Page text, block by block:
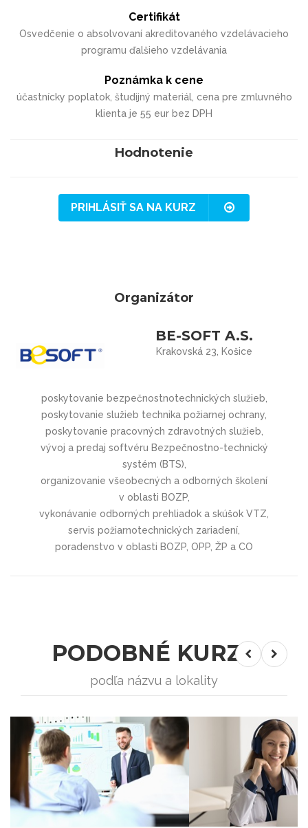
Certifikát
Osvedčenie o absolvovaní akreditovaného vzdelávacieho
programu ďalšieho vzdelávania
Poznámka k cene
účastnícky poplatok, študijný materiál, cena pre zmluvného
klienta je 55 eur bez DPH
Hodnotenie
PRIHLÁSIŤ SA NA KURZ
Organizátor
BE-SOFT A.S.
Krakovská 23, Košice
poskytovanie bezpečnostnotechnic­kých služieb,
poskytovanie služieb technika požiarnej ochrany,
poskytovanie pracovných zdravotných služieb,
vývoj a predaj softvéru Bezpečnostno-technický
systém (BTS),
organizovanie všeobecných a odborných školení
v oblasti BOZP,
vykonávanie odborných prehliadok a skúšok VTZ,
servis požiarnotechnických zariadení,
poradenstvo v oblasti BOZP, OPP, ŽP a CO
PODOBNÉ KURZY
podľa názvu a lokality